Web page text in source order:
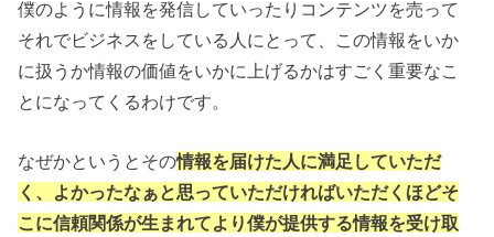
僕のように情報を発信していったりコンテンツを売って
それでビジネスをしている人にとって、この情報をいか
に扱うか情報の価値をいかに上げるかはすごく重要なこ
とになってくるわけです。
なぜかというとその情報を届けた人に満足していただ
く、よかったなぁと思っていただければいただくほどそ
こに信頼関係が生まれてより僕が提供する情報を受け取